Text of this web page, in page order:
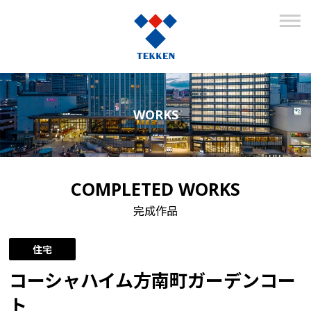
WORKS
COMPLETED WORKS
完成作品
住宅
コーシャハイム方南町ガーデンコー
ト